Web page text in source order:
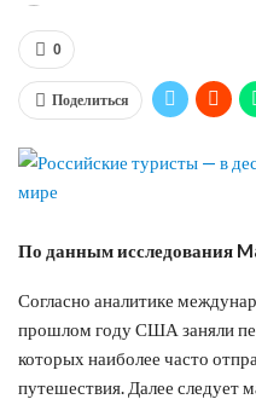
0
Поделиться
По данным исследования
Согласно аналитике
прошлом году США заняли
которых наиболее часто
путешествия. Далее следует